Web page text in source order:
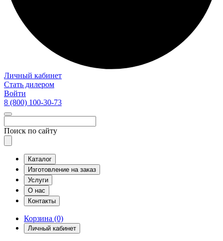
Личный кабинет
Стать дилером
Войти
8 (800) 100-30-73
Поиск по сайту
Каталог
Изготовление на заказ
Услуги
О нас
Контакты
Корзина (0)
Личный кабинет